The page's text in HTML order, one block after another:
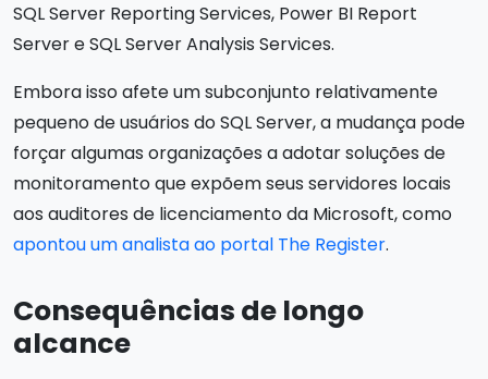
SQL Server Reporting Services, Power BI Report
Server e SQL Server Analysis Services.
Embora isso afete um subconjunto relativamente
pequeno de usuários do SQL Server, a mudança pode
forçar algumas organizações a adotar soluções de
monitoramento que expõem seus servidores locais
aos auditores de licenciamento da Microsoft, como
apontou um analista ao portal The Register.
Consequências de longo
alcance